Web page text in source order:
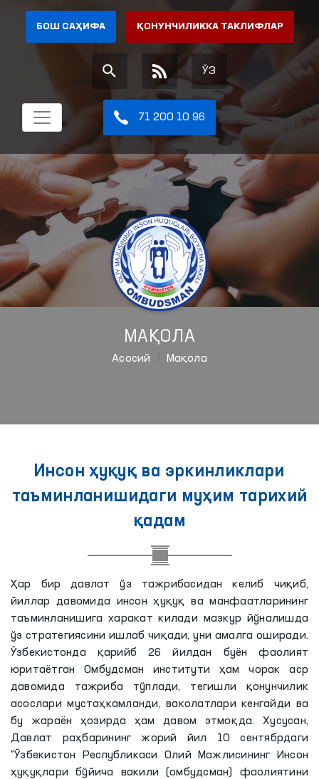
БОШ САҲИФА ҚОНУНЧИЛИККА ТАКЛИФЛАР
ЎЗ
71 200 10 96
МАҚОЛА
Aсосий Мақола
Инсон ҳуқуқ ва эркинликлари
таъминланишидаги муҳим тарихий
қадам
Ҳар бир давлат ўз тажрибасидан келиб чиқиб,
йиллар давомида инсон ҳуқуқ ва манфаатларининг
таъминланишига харакат килади мазкур йўналишда
ўз стратегиясини ишлаб чиқади, уни амалга оширади.
Ўзбекистонда қарийб 26 йилдан буён фаолият
юритаётган Омбудсман институти ҳам чорак аср
давомида тажриба тўплади, тегишли қонунчилик
асослари мустаҳкамланди, ваколатлари кенгайди ва
бу жараён ҳозирда ҳам давом этмоқда. Хусусан,
Давлат раҳбарининг жорий йил 10 сентябрдаги
“Ўзбекистон Республикаси Олий Мажлисининг Инсон
ҳуқуқлари бўйича вакили (омбудсман) фаолиятини